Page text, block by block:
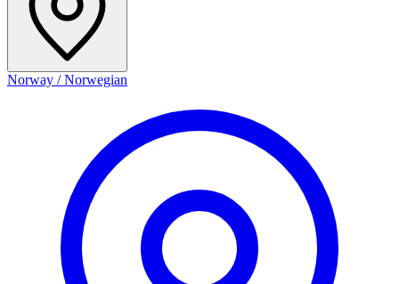
Norway / Norwegian